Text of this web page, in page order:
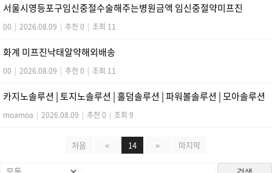
서울시영등포구임신중절수술해주는병원금액 임신중절약미­프진
00 | 2026.08.09 | 추천 0 | 조회 11
화계 미프진낙­태알약해외배송
00 | 2026.08.09 | 추천 0 | 조회 11
카지노솔루션 | 토지노솔루션 | 홀덤솔루션 | 파워볼솔루션 | 모아솔루션
moamoa | 2026.08.09 | 추천 0 | 조회 9
처음 « 14 » 마지막